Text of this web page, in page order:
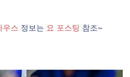
우스 정보는 요 포스팅 참조~